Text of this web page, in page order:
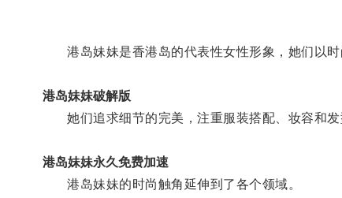
港岛妹妹是香港岛的代表性女性形象，她们以时
港岛妹妹破解版
她们追求细节的完美，注重服装搭配、妆容和发
港岛妹妹永久免费加速
港岛妹妹的时尚触角延伸到了各个领域。